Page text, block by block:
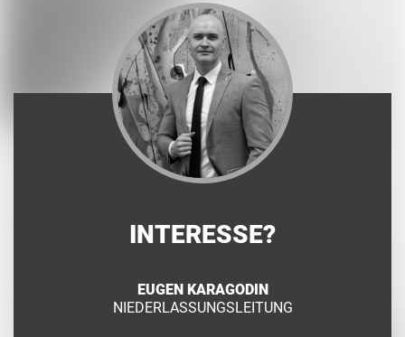
INTERESSE?
EUGEN KARAGODIN
NIEDERLASSUNGSLEITUNG